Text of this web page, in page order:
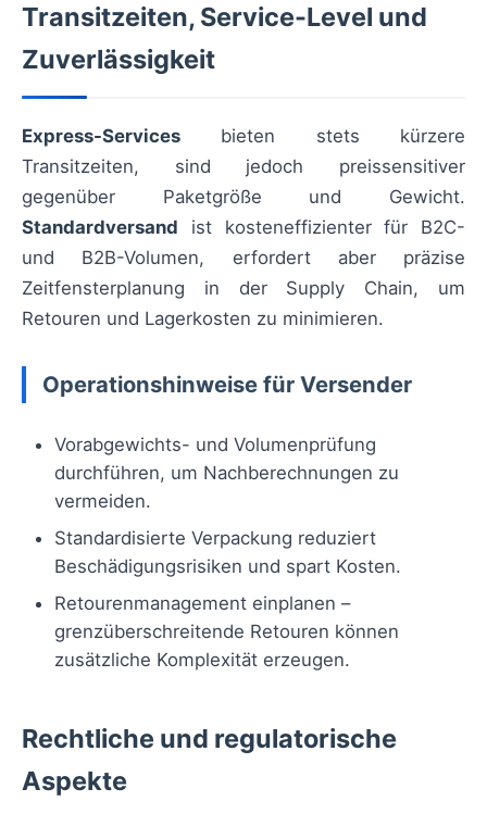
Transitzeiten, Service-Level und
Zuverlässigkeit
Express-Services bieten stets kürzere
Transitzeiten, sind jedoch preissensitiver
gegenüber Paketgröße und Gewicht.
Standardversand ist kosteneffizienter für B2C-
und B2B-Volumen, erfordert aber präzise
Zeitfensterplanung in der Supply Chain, um
Retouren und Lagerkosten zu minimieren.
Operationshinweise für Versender
Vorabgewichts- und Volumenprüfung
durchführen, um Nachberechnungen zu
vermeiden.
Standardisierte Verpackung reduziert
Beschädigungsrisiken und spart Kosten.
Retourenmanagement einplanen –
grenzüberschreitende Retouren können
zusätzliche Komplexität erzeugen.
Rechtliche und regulatorische
Aspekte